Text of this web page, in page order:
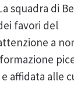
squadra di
favori del
a
affidata alle